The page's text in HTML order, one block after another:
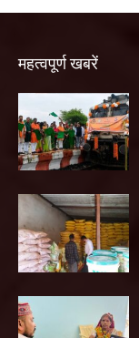
महत्वपूर्ण खबरें